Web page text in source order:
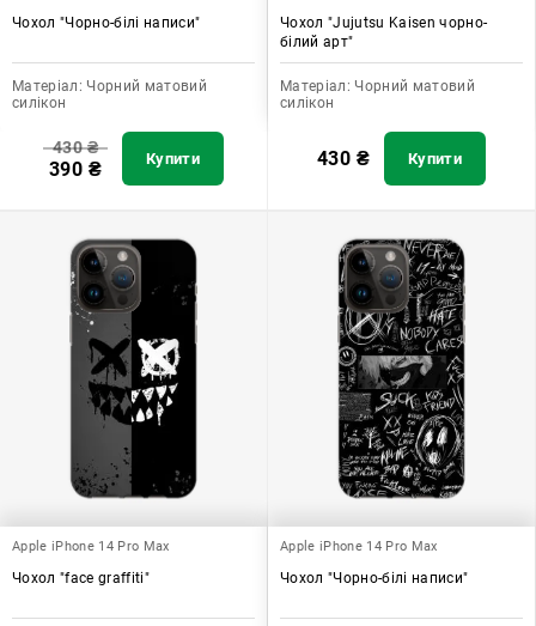
Чохол "Чорно-білі написи"
Матеріал: Чорний матовий
силікон
430₴
390 ₴ Купити
Чохол "Jujutsu Kaisen чорно-
білий арт"
Матеріал: Чорний матовий
силікон
430 ₴ Купити
Apple iPhone 14 Pro Max
Чохол "face graffiti"
Apple iPhone 14 Pro Max
Чохол "Чорно-білі написи"